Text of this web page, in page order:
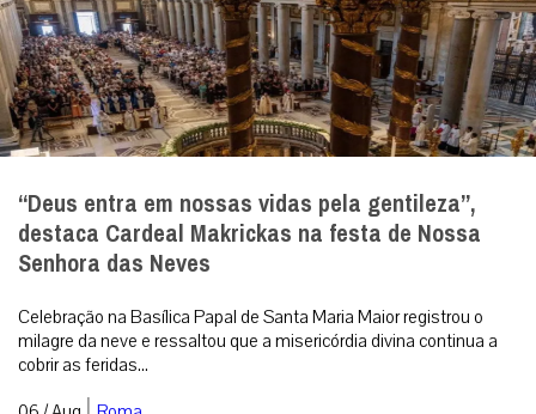
cobrir as feridas...
06 / Aug|Roma